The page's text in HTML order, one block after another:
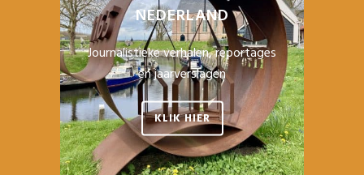
NEDERLAND
Journalistieke verhalen, reportages
en jaarverslagen
KLIK HIER